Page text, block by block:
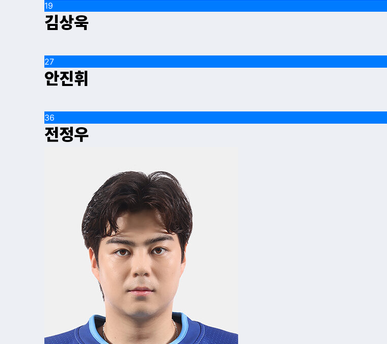
19
김상욱
27
안진휘
36
전정우